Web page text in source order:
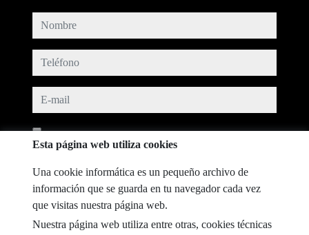
nombre
teléfono
e-mail
Esta página web utiliza cookies
Una cookie informática es un pequeño archivo de
información que se guarda en tu navegador cada vez
que visitas nuestra página web.
Nuestra página web utiliza entre otras, cookies técnicas